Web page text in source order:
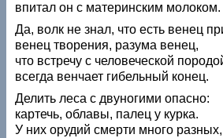
впитал он с материнским молоком.
Да, волк не знал, что есть венец
венец творения, разума венец,
что встречу с человеческой
всегда венчает гибельный конец.
Делить леса с двуногими опасно:
картечь, облавы, палец у курка.
У них орудий смерти много разных,